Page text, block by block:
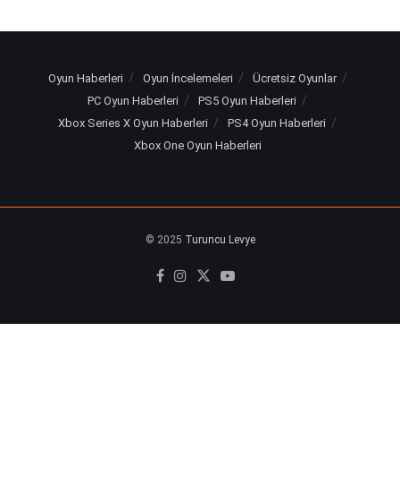
Oyun Haberleri Oyun İncelemeleri
Ücretsiz Oyunlar
PC Oyun Haberleri
PS5 Oyun Haberleri
Xbox Series X Oyun Haberleri
PS4 Oyun Haberleri
Xbox One Oyun Haberleri
© 2025 Turuncu Levye